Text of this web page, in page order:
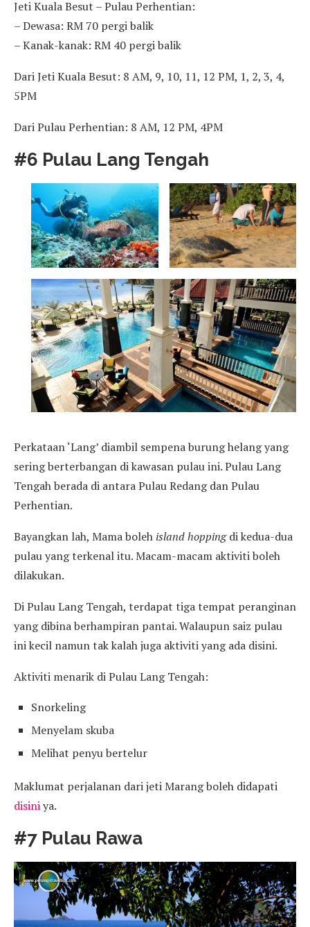
Jeti Kuala Besut – Pulau Perhentian:
– Dewasa: RM 70 pergi balik
– Kanak-kanak: RM 40 pergi balik
Dari Jeti Kuala Besut: 8 AM, 9, 10, 11, 12 PM, 1, 2, 3, 4,
5PM
Dari Pulau Perhentian: 8 AM, 12 PM, 4PM
#6 Pulau Lang Tengah
Perkataan ‘Lang’ diambil sempena burung helang yang
sering berterbangan di kawasan pulau ini. Pulau Lang
Tengah berada di antara Pulau Redang dan Pulau
Perhentian.
Bayangkan lah, Mama boleh island hoppingdi kedua-dua
pulau yang terkenal itu. Macam-macam aktiviti boleh
dilakukan.
Di Pulau Lang Tengah, terdapat tiga tempat peranginan
yang dibina berhampiran pantai. Walaupun saiz pulau
ini kecil namun tak kalah juga aktiviti yang ada disini.
Aktiviti menarik di Pulau Lang Tengah:
Snorkeling
Menyelam skuba
Melihat penyu bertelur
Maklumat perjalanan dari jeti Marang boleh didapati
disiniya.
#7 Pulau Rawa